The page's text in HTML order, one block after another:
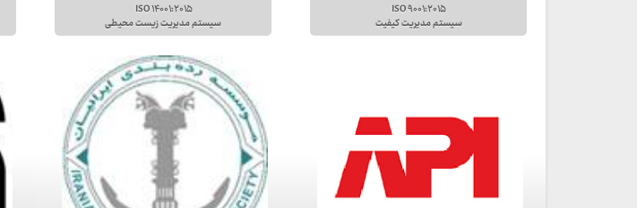
ISO ۹۰۰۱:۲۰۱۵
سیستم مدیریت کیفیت
ISO ۱۴۰۰۱:۲۰۱۵
سیستم مدیریت زیست محیطی